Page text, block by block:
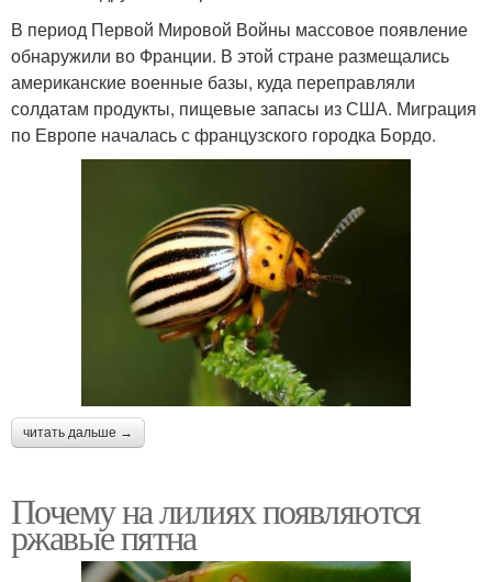
В период Первой Мировой Войны массовое появление
обнаружили во Франции. В этой стране размещались
американские военные базы, куда переправляли
солдатам продукты, пищевые запасы из США. Миграция
по Европе началась с французского городка Бордо.
читать дальше →
Почему на лилиях появляются
ржавые пятна